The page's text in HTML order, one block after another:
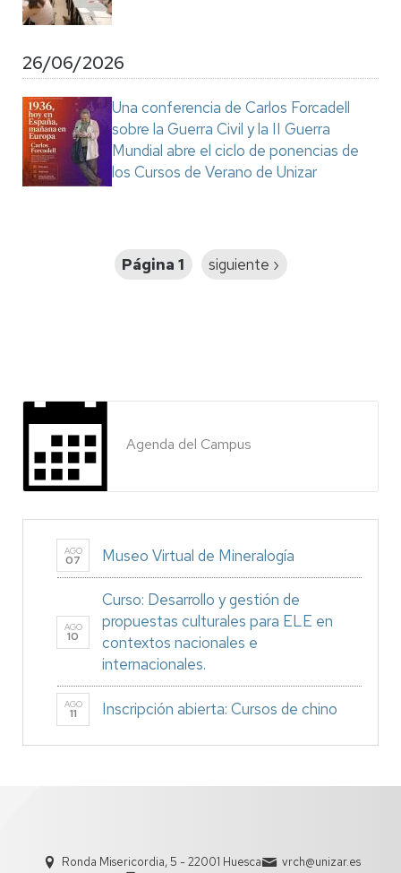
26/06/2026
Una conferencia de Carlos Forcadell
sobre la Guerra Civil y la II Guerra
Mundial abre el ciclo de ponencias de
los Cursos de Verano de Unizar
Página 1
Siguiente
siguiente ›
Agenda del Campus
AGO
07 Museo Virtual de Mineralogía
AGO
10
Curso: Desarrollo y gestión de
propuestas culturales para ELE en
contextos nacionales e
internacionales.
AGO
11 Inscripción abierta: Cursos de chino
Ronda Misericordia, 5 - 22001 Huesca
vrch@unizar.es